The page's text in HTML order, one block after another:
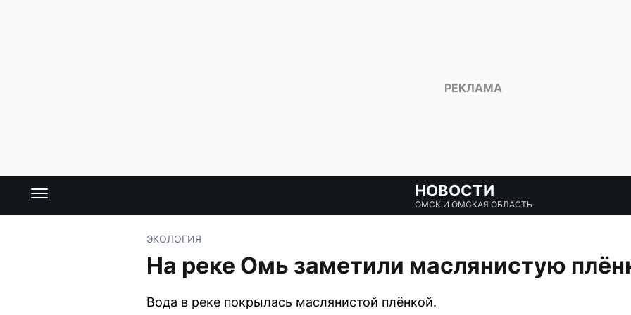
НОВОСТИ
ОМСК И ОМСКАЯ ОБЛАСТЬ
ЭКОЛОГИЯ
На реке Омь заметили маслянистую
Вода в реке покрылась маслянистой плёнкой.